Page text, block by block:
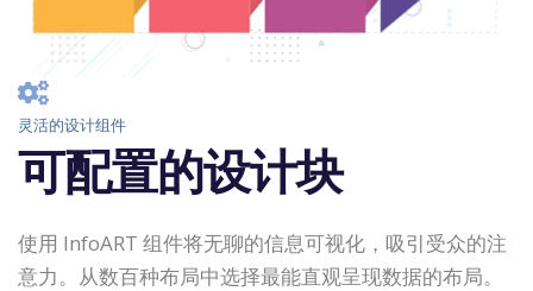
灵活的设计组件
可配置的设计块
使用 InfoART 组件将无聊的信息可视化，吸引受众的注
意力。从数百种布局中选择最能直观呈现数据的布局。